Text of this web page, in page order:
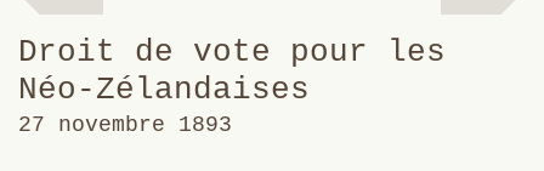
Révolution
de 1848
Droit de vote pour les
Néo-Zélandaises
27 novembre 1893